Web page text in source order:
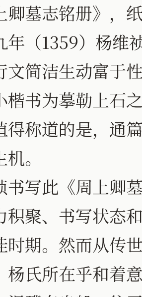
墓志铭册》，纸
年（1359）杨维
文简洁生动富于
楷书为摹勒上石
得称道的是，通
。
写此《周上卿墓
积聚、书写状态
时期。然而从传
杨氏所在乎和着